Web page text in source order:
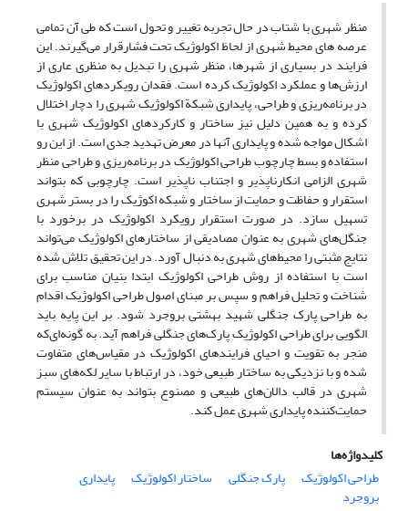
منظر شهری با شتاب در حال تجربه تغییر و تحول است که طی آن تمامی
عرصه های محیط شهری از لحاظ اکولوژیک تحت فشارقرار می‌گیرند. این
فرایند در بسیاری از شهرها، منظر شهری را تبدیل به منظری عاری از
ارزش‌ها و عملکرد اکولوژیک کرده است. فقدان رویکردهای اکولوژیک
در برنامه‌ریزی و طراحی، پایداری شبکة اکولوژیک شهری را دچار اختلال
کرده و به همین دلیل نیز ساختار و کارکردهای اکولوژیک شهری با
اشکال مواجه شده و پایداری آنها در معرض تهدید جدی است. از این رو
استفاده و بسط چارچوب طراحی اکولوژیک در برنامه‌ریزی و طراحی منظر
شهری الزامی انکارناپذیر و اجتناب ناپذیر است. چارچوبی که بتواند
استقرار و حفاظت و حمایت از ساختار و شبکه اکوژیک را در بستر شهری
تسهیل سازد. در صورت استقرار رویکرد اکولوژیک در برخورد با
جنگل‌های شهری به عنوان مصادیقی از ساختارهای اکولوژیک می‌تواند
نتایج مثبتی را محیط‌های شهری به دنبال آورد. در این تحقیق تلاش شده
است با استفاده از روش طراحی اکولوژیک ابتدا بنیان مناسب برای
شناخت و تحلیل فراهم و سپس بر مبنای اصول طراحی اکولوژیک اقدام
به طراحی پارک جنگلی شهید بهشتی بروجرد شود. بر این پایه باید
الگویی برای طراحی اکولوژیک پارک‌های جنگلی فراهم آید. به گونه‌ای‌که
منجر به تقویت و احیای فرایندهای اکولوژیک در مقیاس‌های متفاوت
شده و با نزدیکی به ساختار طبیعی خود، در ارتباط با سایر لکه‌های سبز
شهری در قالب دالان‌های طبیعی و مصنوع بتواند به عنوان سیستم
حمایت‌کننده پایداری شهری عمل کند.
کلیدواژه‌ها
طراحی اکولوژیک
پارک جنگلی ساختار اکولوژیک پایداری
بروجرد